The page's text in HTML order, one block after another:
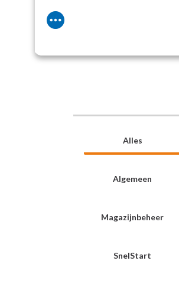
Alles
Algemeen
Magazijnbeheer
SnelStart